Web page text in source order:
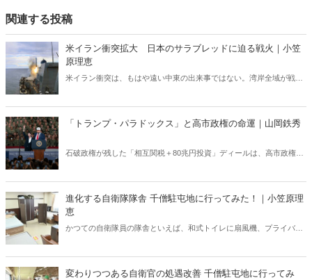
関連する投稿
米イラン衝突拡大 日本のサラブレッドに迫る戦火｜小笠
原理恵
米イラン衝突は、もはや遠い中東の出来事ではない。湾岸全域が戦域
題がある。邦人保護は万全なのか。そして、国際舞台に立つ日本のサ
ラブレッドの安全は守られるのか。戦火は思わぬところに影を落とし
「トランプ・パラドックス」と高市政権の命運｜山岡鉄秀
石破政権が残した「相互関税＋80兆円投資」ディールは、高市政権に
っている。
進化する自衛隊隊舎 千僧駐屯地に行ってみた！｜小笠原理
恵
かつての自衛隊員の隊舎といえば、和式トイレに扇風機、プライバシ
県伊丹市にある千僧駐屯地（せんぞちゅうとんち）を取材した。
変わりつつある自衛官の処遇改善 千僧駐屯地に行ってみ